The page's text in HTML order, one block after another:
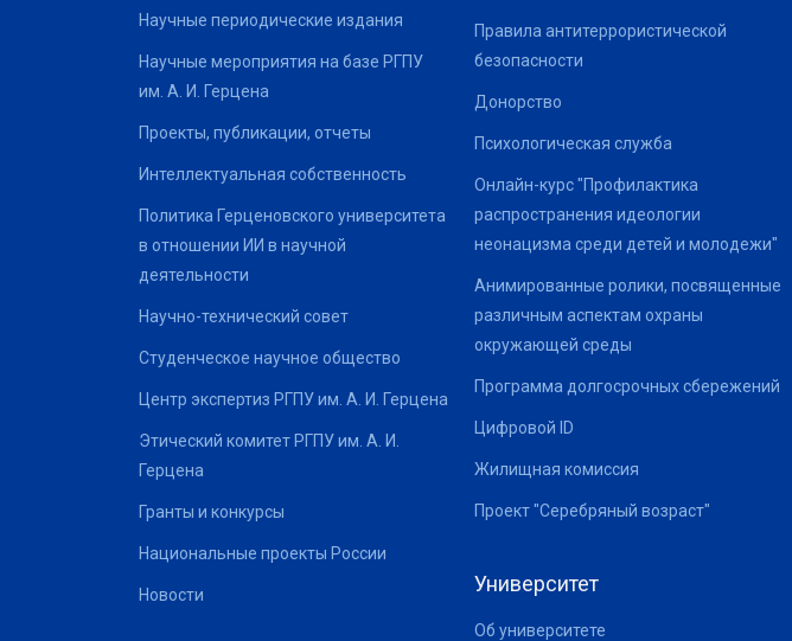
Научные периодические издания
Научные мероприятия на базе РГПУ
им. А. И. Герцена
Проекты, публикации, отчеты
Интеллектуальная собственность
Политика Герценовского университета
в отношении ИИ в научной
деятельности
Научно-технический совет
Студенческое научное общество
Центр экспертиз РГПУ им. А. И. Герцена
Этический комитет РГПУ им. А. И.
Герцена
Гранты и конкурсы
Национальные проекты России
Новости
Правила антитеррористической
безопасности
Донорство
Психологическая служба
Онлайн-курс "Профилактика
распространения идеологии
неонацизма среди детей и молодежи"
Анимированные ролики, посвященные
различным аспектам охраны
окружающей среды
Программа долгосрочных сбережений
Цифровой ID
Жилищная комиссия
Проект "Серебряный возраст"
Университет
Об университете